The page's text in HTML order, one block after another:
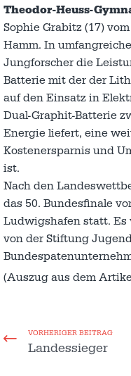
Theodor-Heuss-
Sophie Grabitz (17)
Hamm. In
Jungforscher die
Batterie mit der der
auf den Einsatz in
Dual-Graphit-Batterie
Energie liefert, eine
Kostenersparnis und
ist.
Nach den
das 50. Bundesfinale
Ludwigshafen statt.
von der Stiftung
(Auszug aus dem
VORHERIGER BEITRAG
Landessieger